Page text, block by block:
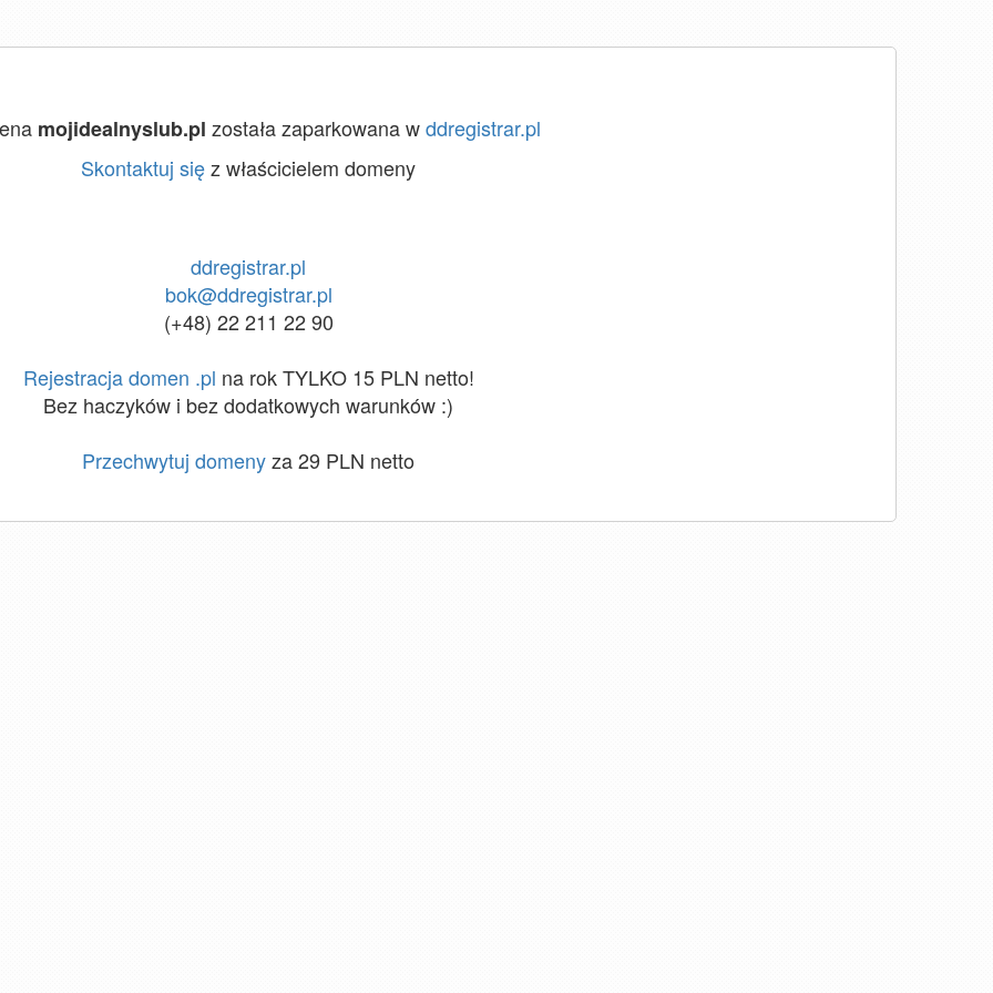
mojidealnyslub.pl została zaparkowana wddregistrar.pl
Skontaktuj sięz właścicielem domeny
ddregistrar.pl
bok@ddregistrar.pl
(+48) 22 211 22 90
Rejestracja domen .pl na rok TYLKO 15 PLN netto!
Bez haczyków i bez dodatkowych warunków :)
Przechwytuj domenyza 29 PLN netto